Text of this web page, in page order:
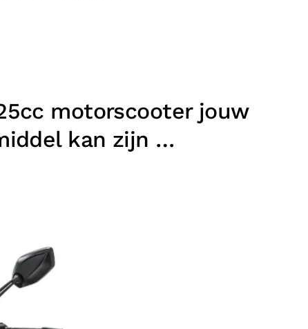
motorscooter jouw
kan zijn …